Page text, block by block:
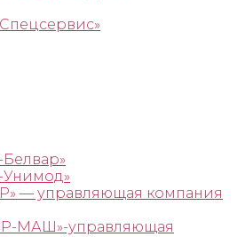
— управляющая компания
МАШ»-управляющая